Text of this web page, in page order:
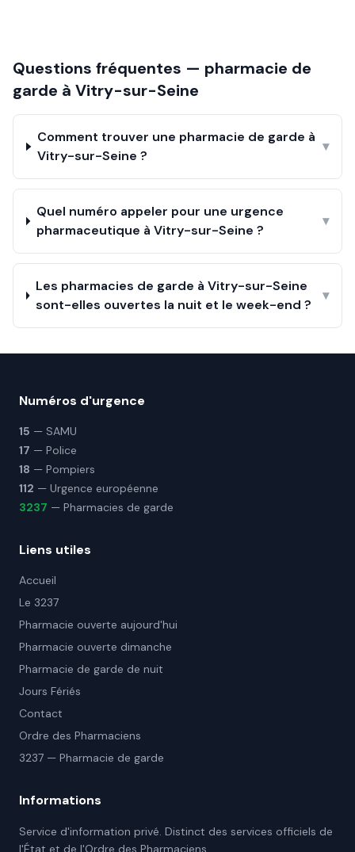
Questions fréquentes — pharmacie de
garde à Vitry-sur-Seine
Comment trouver une pharmacie de garde à
Vitry-sur-Seine ?
▾
Quel numéro appeler pour une urgence
pharmaceutique à Vitry-sur-Seine ?
▾
Les pharmacies de garde à Vitry-sur-Seine
sont-elles ouvertes la nuit et le week-end ?
▾
Numéros d'urgence
15 — SAMU
17 — Police
18 — Pompiers
112 — Urgence européenne
3237 — Pharmacies de garde
Liens utiles
Accueil
Le 3237
Pharmacie ouverte aujourd'hui
Pharmacie ouverte dimanche
Pharmacie de garde de nuit
Jours Fériés
Contact
Ordre des Pharmaciens
3237 — Pharmacie de garde
Informations
Service d'information privé. Distinct des services officiels de
l'État et de l'Ordre des Pharmaciens.